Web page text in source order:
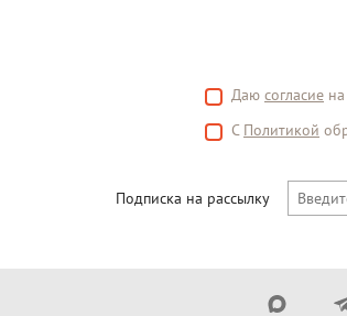
Даю согласие
С Политикой
Подписка на рассылку